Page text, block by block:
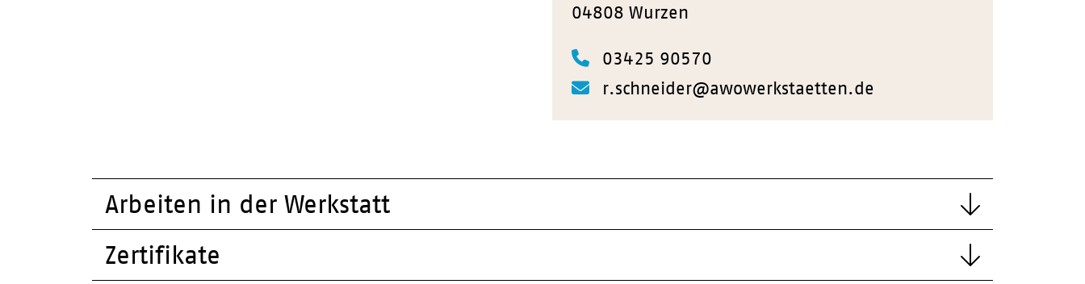
04808 Wurzen
03425 90570
r.schneider@awowerkstaetten.de
Arbeiten in der Werkstatt
Zertifikate